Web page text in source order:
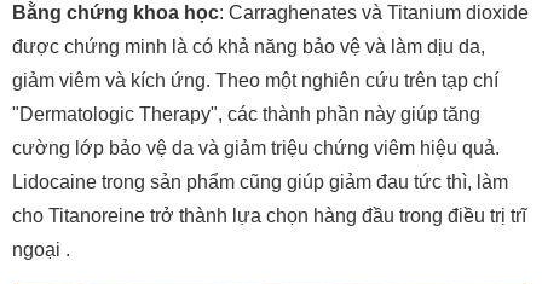
Bằng chứng khoa học: Carraghenates và Titanium dioxide
được chứng minh là có khả năng bảo vệ và làm dịu da,
giảm viêm và kích ứng. Theo một nghiên cứu trên tạp chí
"Dermatologic Therapy", các thành phần này giúp tăng
cường lớp bảo vệ da và giảm triệu chứng viêm hiệu quả.
Lidocaine trong sản phẩm cũng giúp giảm đau tức thì, làm
cho Titanoreine trở thành lựa chọn hàng đầu trong điều trị trĩ
ngoại .